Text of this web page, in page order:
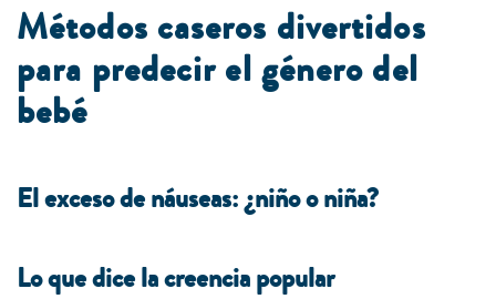
Métodos caseros divertidos
para predecir el género del
bebé
El exceso de náuseas: ¿niño o niña?
Lo que dice la creencia popular